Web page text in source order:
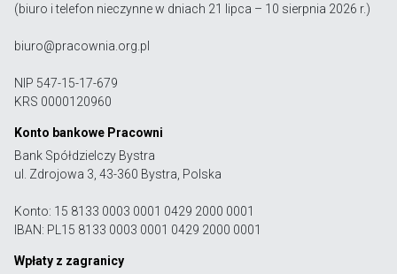
(biuro i telefon nieczynne w dniach 21 lipca – 10 sierpnia 2026 r.)
biuro@pracownia.org.pl
NIP 547-15-17-679
KRS 0000120960
Konto bankowe Pracowni
Bank Spółdzielczy Bystra
ul. Zdrojowa 3, 43-360 Bystra, Polska
Konto: 15 8133 0003 0001 0429 2000 0001
IBAN: PL15 8133 0003 0001 0429 2000 0001
Wpłaty z zagranicy